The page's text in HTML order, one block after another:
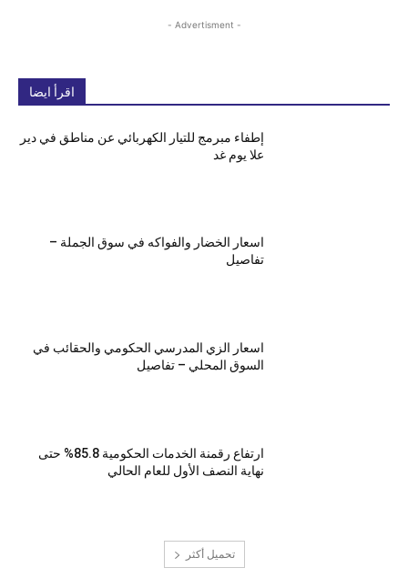
- Advertisment -
اقرأ ايضا
إطفاء مبرمج للتيار الكهربائي عن مناطق في دير
علا يوم غد
اسعار الخضار والفواكه في سوق الجملة –
تفاصيل
اسعار الزي المدرسي الحكومي والحقائب في
السوق المحلي – تفاصيل
ارتفاع رقمنة الخدمات الحكومية 85.8% حتى
نهاية النصف الأول للعام الحالي
تحميل أكثر